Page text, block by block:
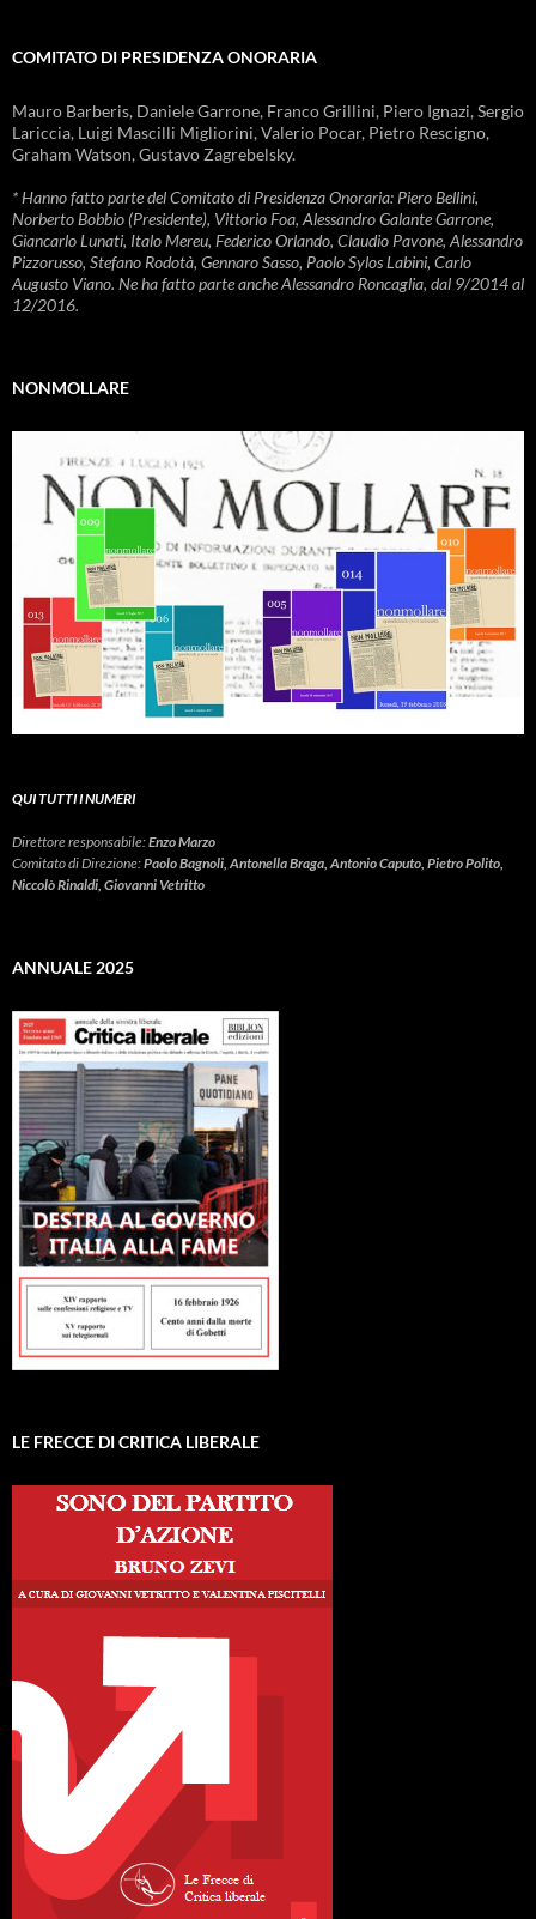
COMITATO DI PRESIDENZA ONORARIA
Mauro Barberis, Daniele Garrone, Franco Grillini, Piero Ignazi, Sergio
Lariccia, Luigi Mascilli Migliorini, Valerio Pocar, Pietro Rescigno,
Graham Watson, Gustavo Zagrebelsky.
* Hanno fatto parte del Comitato di Presidenza Onoraria: Piero Bellini,
Norberto Bobbio (Presidente), Vittorio Foa, Alessandro Galante Garrone,
Giancarlo Lunati, Italo Mereu, Federico Orlando, Claudio Pavone, Alessandro
Pizzorusso, Stefano Rodotà, Gennaro Sasso, Paolo Sylos Labini, Carlo
Augusto Viano. Ne ha fatto parte anche Alessandro Roncaglia, dal 9/2014 al
12/2016.
NONMOLLARE
QUI TUTTI I NUMERI
Direttore responsabile:Enzo Marzo
Comitato di Direzione:Paolo Bagnoli, Antonella Braga, Antonio Caputo, Pietro Polito,
Niccolò Rinaldi, Giovanni Vetritto
ANNUALE 2025
LE FRECCE DI CRITICA LIBERALE